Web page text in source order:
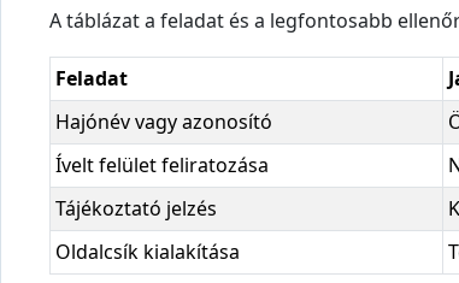
A táblázat a feladat és a legfontosabb
Feladat
Hajónév vagy azonosító
Ívelt felület feliratozása
Tájékoztató jelzés
Oldalcsík kialakítása